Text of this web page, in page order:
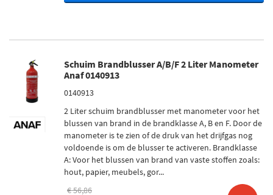
Schuim Brandblusser A/B/F 2 Liter Manometer
Anaf 0140913
0140913
2 Liter schuim brandblusser met manometer voor het
blussen van brand in de brandklasse A, B en F. Door de
manometer is te zien of de druk van het drijfgas nog
voldoende is om de blusser te activeren. Brandklasse
A: Voor het blussen van brand van vaste stoffen zoals:
hout, papier, meubels, gor...
€ 56,86